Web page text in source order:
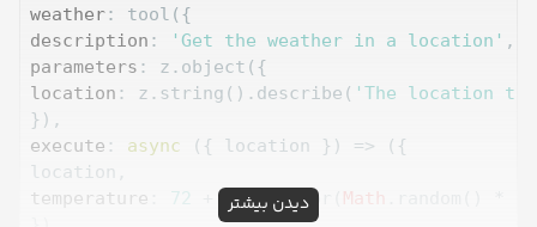
weather
description : 'Get the weather in a location'
parameters
location : z.string().describe( 'The location to
execute : async ({ location }) => ({
temperature
72 + Math.floor( Math دیدن بیشتر